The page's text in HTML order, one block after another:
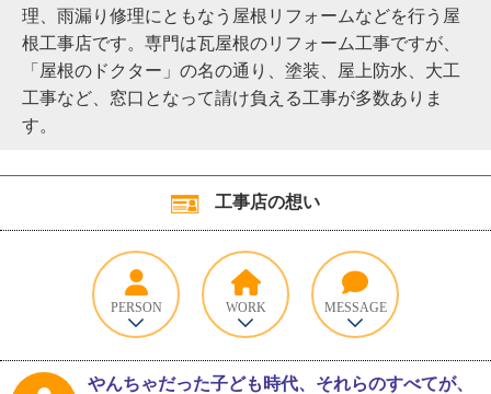
理、雨漏り修理にともなう屋根リフォームなどを行う屋
根工事店です。専門は瓦屋根のリフォーム工事ですが、
「屋根のドクター」の名の通り、塗装、屋上防水、大工
工事など、窓口となって請け負える工事が多数ありま
す。
工事店の想い
PERSON WORK MESSAGE
やんちゃだった子ども時代、それらのすべてが、